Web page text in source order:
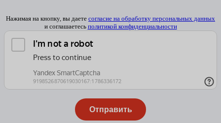
Нажимая на кнопку, вы даете согласие на обработку персональных данных
и соглашаетесь политикой конфиденциальности